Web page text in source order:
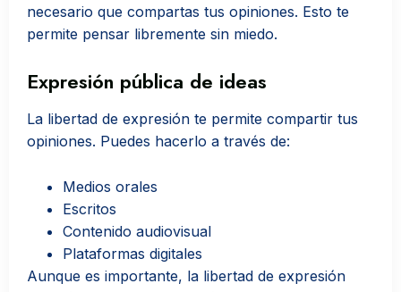
necesario que compartas tus opiniones. Esto te
permite pensar libremente sin miedo.
Expresión pública de ideas
La libertad de expresión te permite compartir tus
opiniones. Puedes hacerlo a través de:
Medios orales
Escritos
Contenido audiovisual
Plataformas digitales
Aunque es importante, la libertad de expresión